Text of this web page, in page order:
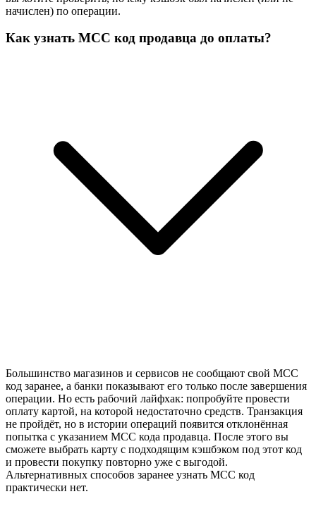
начислен) по операции.
Как узнать MCC код продавца до оплаты?
Большинство магазинов и сервисов не сообщают свой MCC
код заранее, а банки показывают его только после завершения
операции. Но есть рабочий лайфхак: попробуйте провести
оплату картой, на которой недостаточно средств. Транзакция
не пройдёт, но в истории операций появится отклонённая
попытка с указанием MCC кода продавца. После этого вы
сможете выбрать карту с подходящим кэшбэком под этот код
и провести покупку повторно уже с выгодой.
Альтернативных способов заранее узнать MCC код
практически нет.